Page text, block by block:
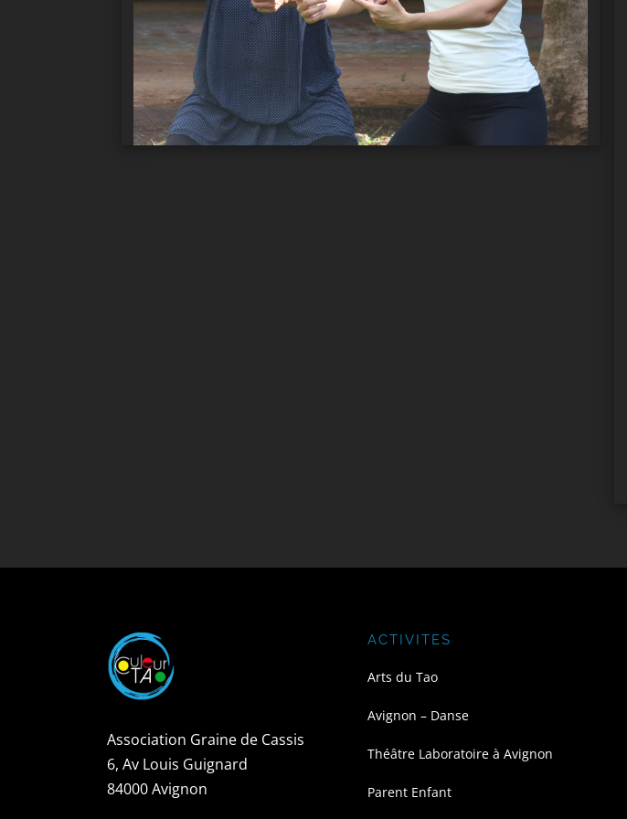
Association Graine de Cassis
6, Av Louis Guignard
84000 Avignon
ACTIVITES
Arts du Tao
Avignon – Danse
Théâtre Laboratoire à Avignon
Parent Enfant